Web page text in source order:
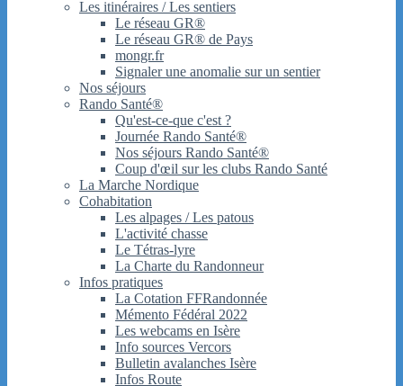
Les itinéraires / Les sentiers
Le réseau GR®
Le réseau GR® de Pays
mongr.fr
Signaler une anomalie sur un sentier
Nos séjours
Rando Santé®
Qu'est-ce-que c'est ?
Journée Rando Santé®
Nos séjours Rando Santé®
Coup d'œil sur les clubs Rando Santé
La Marche Nordique
Cohabitation
Les alpages / Les patous
L'activité chasse
Le Tétras-lyre
La Charte du Randonneur
Infos pratiques
La Cotation FFRandonnée
Mémento Fédéral 2022
Les webcams en Isère
Info sources Vercors
Bulletin avalanches Isère
Infos Route